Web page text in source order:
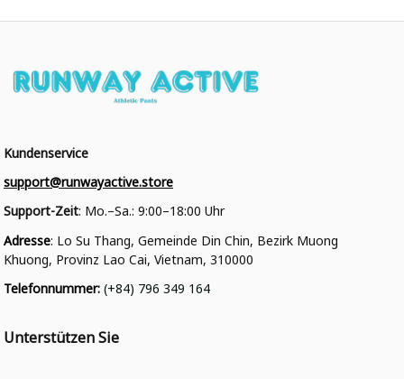
Kundenservice
support@runwayactive.store
Support-Zeit: Mo.–Sa.: 9:00–18:00 Uhr
Adresse: Lo Su Thang, Gemeinde Din Chin, Bezirk Muong
Khuong, Provinz Lao Cai, Vietnam, 310000
Telefonnummer: (+84) 796 349 164
Unterstützen Sie